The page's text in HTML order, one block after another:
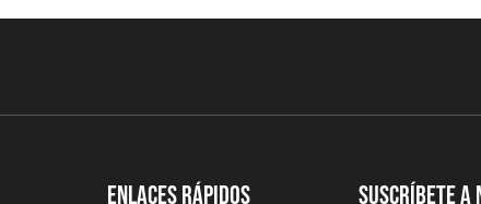
Enlaces Rápidos Suscríbete a